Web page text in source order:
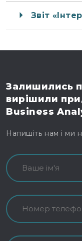
Звіт
Залишились
вирішили
Business
Напишіть нам і ми